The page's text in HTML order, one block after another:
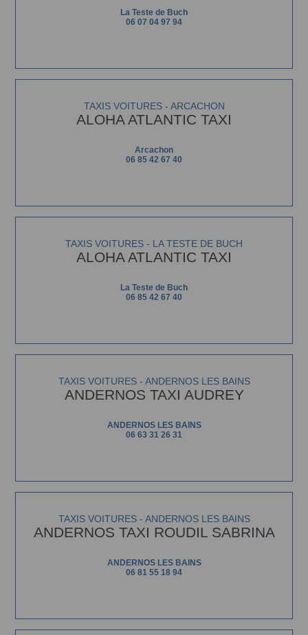
La Teste de Buch
06 07 04 97 94
TAXIS VOITURES - ARCACHON
ALOHA ATLANTIC TAXI
Arcachon
06 85 42 67 40
TAXIS VOITURES - LA TESTE DE BUCH
ALOHA ATLANTIC TAXI
La Teste de Buch
06 85 42 67 40
TAXIS VOITURES - ANDERNOS LES BAINS
ANDERNOS TAXI AUDREY
ANDERNOS LES BAINS
06 63 31 26 31
TAXIS VOITURES - ANDERNOS LES BAINS
ANDERNOS TAXI ROUDIL SABRINA
ANDERNOS LES BAINS
06 81 55 18 94